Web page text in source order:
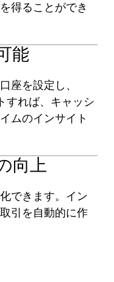
得ることができ
能
座を設定し、
すれば、キャッシ
ムのインサイト
向上
できます。イン
引を自動的に作